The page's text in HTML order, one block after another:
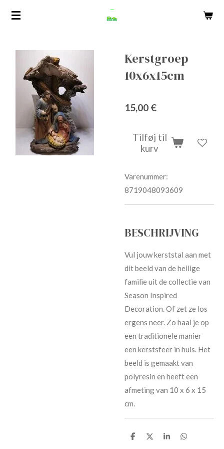
Spring
Kerstgroep
10x6x15cm
15,00 €
Tilføj til
kurv
Varenummer:
8719048093609
BESCHRIJVING
Vul jouw kerststal aan met
dit beeld van de heilige
familie uit de collectie van
Season Inspired
Decoration. Of zet ze los
ergens neer. Zo haal je op
een traditionele manier
een kerstsfeer in huis. Het
beeld is gemaakt van
polyresin en heeft een
afmeting van 10 x 6 x 15
cm.
D
D
D
D